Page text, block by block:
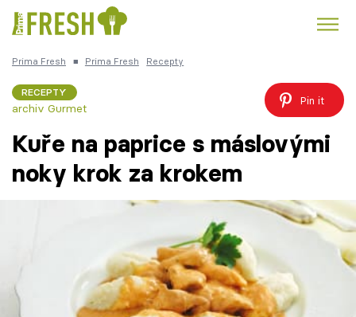
Česká kuchyně
Prima Fresh ■ Prima Fresh Recepty
RECEPTY
archiv Gurmet
Pin it
Kuře na paprice s máslovými
noky krok za krokem